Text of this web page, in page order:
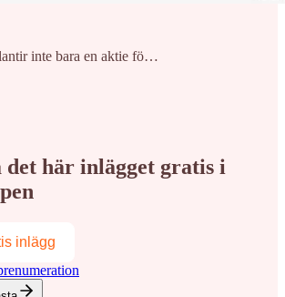
inte bara en aktie fö…
det här inlägget gratis i
inlägg